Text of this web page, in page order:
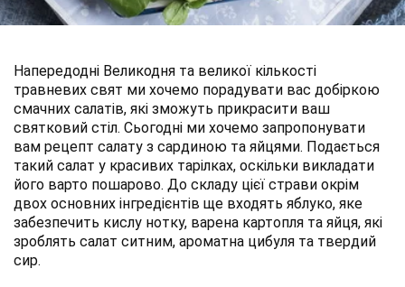
Напередодні Великодня та великої кількості
травневих свят ми хочемо порадувати вас добіркою
смачних салатів, які зможуть прикрасити ваш
святковий стіл. Сьогодні ми хочемо запропонувати
вам рецепт салату з сардиною та яйцями. Подається
такий салат у красивих тарілках, оскільки викладати
його варто пошарово. До складу цієї страви окрім
двох основних інгредієнтів ще входять яблуко, яке
забезпечить кислу нотку, варена картопля та яйця, які
зроблять салат ситним, ароматна цибуля та твердий
сир.